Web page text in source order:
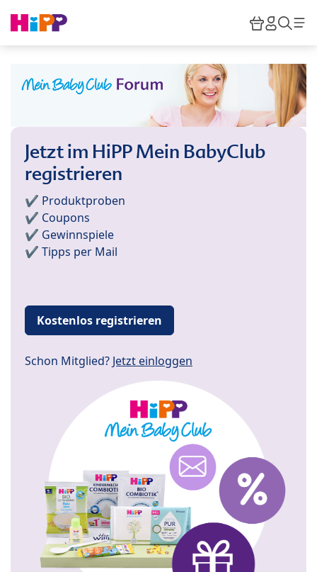
HiPP
Jetzt im HiPP Mein BabyClub
registrieren
✔️ Produktproben
✔️ Coupons
✔️ Gewinnspiele
✔️ Tipps per Mail
Kostenlos registrieren
Schon Mitglied? Jetzt einloggen